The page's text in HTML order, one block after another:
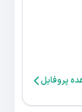
پروفایل